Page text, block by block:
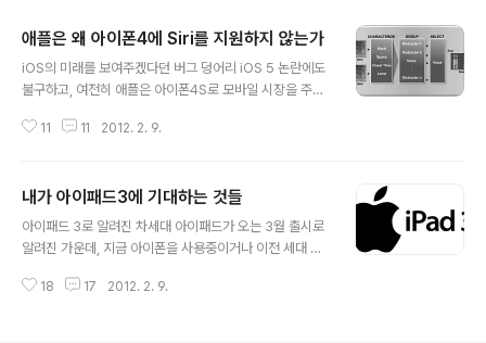
애플은 왜 아이폰4에 Siri를 지원하지 않는가
iOS의 미래를 보여주겠다던 버그 덩어리 iOS 5 논란에도
불구하고, 여전히 애플은 아이폰4S로 모바일 시장을 주도
폰과 일반 2G폰 판매량에서도 1위에 오르는 등 아이폰4S
점, 800만 화소의 카메라와 같은 부분도 이유 중 하나겠습
니다만 역시 음성인식서비스 Siri를 빼놀 수가 없습니다. S
iri 아이폰4S 외엔 쓸 수 없나? 애플의 아이폰4S 프리젠테
되는 iOS 5 정식 버전에서 구형 기기들에 대한 Siri 지원은
11 11 2012. 2. 9.
내가 아이패드3에 기대하는 것들
아이패드 3로 알려진 차세대 아이패드가 오는 3월 출시로
알려진 가운데, 지금 아이폰을 사용중이거나 이전 세대 아
관심이 많을 것입니다. 저 역시 그 관심이 많은 사람 중 하
18 17 2012. 2. 9.